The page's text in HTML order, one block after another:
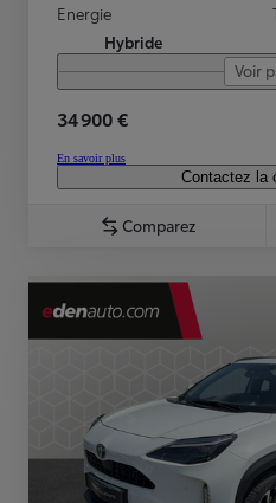
Energie
Hybride
Voir
34 900 €
En savoir plus
Contactez la
Comparez